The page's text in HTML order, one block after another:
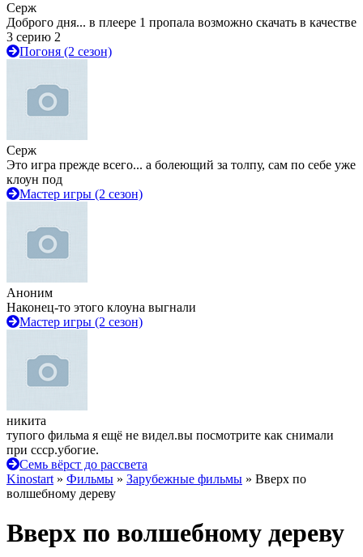
Серж
Доброго дня... в плеере 1 пропала возможно скачать в качестве
3 серию 2
Погоня (2 сезон)
Серж
Это игра прежде всего... а болеющий за толпу, сам по себе уже
клоун под
Мастер игры (2 сезон)
Аноним
Наконец-то этого клоуна выгнали
Мастер игры (2 сезон)
никита
тупого фильма я ещё не видел.вы посмотрите как снимали
при ссср.убогие.
Семь вёрст до рассвета
Kinostart » Фильмы » Зарубежные фильмы » Вверх по
волшебному дереву
Вверх по волшебному дереву